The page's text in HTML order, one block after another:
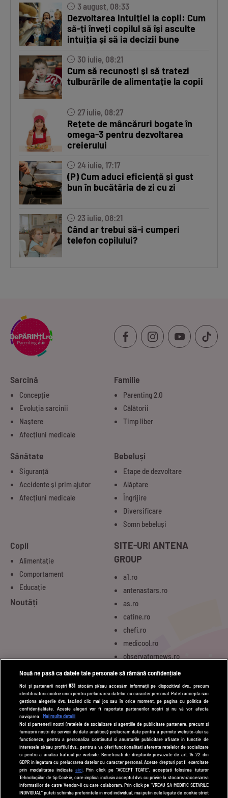
3 august, 08:33
Dezvoltarea intuiției la copii: Cum
să-ți înveți copilul să își asculte
intuiția și să ia decizii bune
30 iulie, 08:21
Cum să recunoști și să tratezi
tulburările de alimentație la copii
27 iulie, 08:27
Rețete de mâncăruri bogate în
omega-3 pentru dezvoltarea
creierului
24 iulie, 17:17
(P) Cum aduci eficiență și gust
bun în bucătăria de zi cu zi
23 iulie, 08:21
Când ar trebui să-i cumperi
telefon copilului?
Sarcină
Concepție
Evoluția sarcinii
Naștere
Afecțiuni medicale
Familie
Parenting 2.0
Călătorii
Timp liber
Sănătate
Siguranță
Accidente și prim ajutor
Afecțiuni medicale
Bebeluși
Etape de dezvoltare
Alăptare
Îngrijire
Diversificare
Somn bebeluși
Copii
Alimentație
Comportament
Educație
Noutăți
SITE-URI ANTENA
GROUP
a1.ro
antenastars.ro
as.ro
catine.ro
chefi.ro
medicool.ro
observatornews.ro
spynews.ro
tvhappy.ro
useit.ro
zutv.ro
Trends AntenaPLAY
AntenaPLAY
UTILE
Cod deontologic
Nouă ne pasă ca datele tale personale să rămână confidențiale
Noi și partenerii noștri831 stocăm și/sau accesăm informații pe dispozitivul dvs., precum
identificatorii cookie unici pentru prelucrarea datelor cu caracter personal. Puteți accepta sau
gestiona alegerile dvs. făcând clic mai jos sau în orice moment, pe pagina cu politica de
confidențialitate. Aceste alegeri vor fi raportate partenerilor noștri și nu vă vor afecta
navigarea.
Mai multe detalii
Noi si partenerii nostri (retelele de socializare si agentiile de publicitate partenere, precum si
furnizorii nostri de servicii de date analitice) prelucram date pentru a permite website-ului sa
functioneze, pentru a personaliza continutul si anunturile publicitare afisate in functie de
interesele si/sau profilul dvs., pentru a va oferi functionalitati aferente retelelor de socializare
si pentru a analiza traficul pe website. Beneficiati de drepturile prevazute de art. 15-22 din
GDPR in legatura cu prelucrarea datelor cu caracter personal. Aceste drepturi pot fi exercitate
prin modalitatea indicata aici. Prin click pe “ACCEPT TOATE”, acceptati folosirea tuturor
Tehnologiilor de tip Cookie, care implica inclusiv acceptul dvs. cu privire la stocarea/accesarea
informatiilor de catre Vendor-ii cu care colaboram. Prin click pe “VREAU SA MODIFIC SETARILE
INDIVIDUAL” puteti schimba preferintele in mod individual, mai putin cele legate de cookie strict